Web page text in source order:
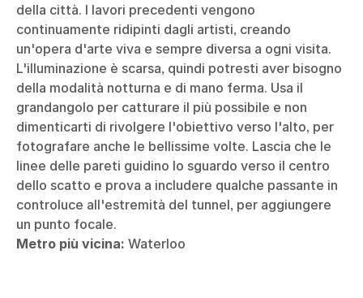
della città. I lavori precedenti vengono
continuamente ridipinti dagli artisti, creando
un'opera d'arte viva e sempre diversa a ogni visita.
L'illuminazione è scarsa, quindi potresti aver bisogno
della modalità notturna e di mano ferma. Usa il
grandangolo per catturare il più possibile e non
dimenticarti di rivolgere l'obiettivo verso l'alto, per
fotografare anche le bellissime volte. Lascia che le
linee delle pareti guidino lo sguardo verso il centro
dello scatto e prova a includere qualche passante in
controluce all'estremità del tunnel, per aggiungere
un punto focale.
Metro più vicina: Waterloo